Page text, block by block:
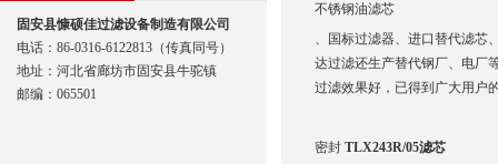
不锈钢油滤芯
、国标过滤器、进口替代滤芯
达过滤还生产替代钢厂、电厂
过滤效果好，已得到广大用户
密封TLX243R/05滤芯
固安县慷硕佳过滤设备制造有限公司
电话：86-0316-6122813（传真同号）
地址：河北省廊坊市固安县牛驼镇
邮编：065501